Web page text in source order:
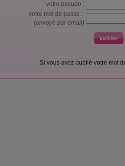
votre pseudo :
votre mot de passe :
(envoyé par email)
Si vous avez oublié votre mot